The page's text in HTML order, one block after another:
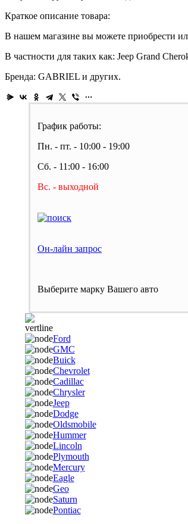
Краткое описание товара:
В нашем магазине вы можете приобрести
В частности для таких как: Jeep Grand
Бренда: GABRIEL и других.
График работы:
Пн. - пт. - 10:00 - 19:00
Сб. - 11:00 - 16:00
Вс. - выходной
Он-лайн запрос
Выберите марку Вашего авто
Ford
GMC
Buick
Chevrolet
Cadillac
Chrysler
Jeep
Dodge
Oldsmobile
Hummer
Lincoln
Plymouth
Mercury
Eagle
Geo
Saturn
Pontiac